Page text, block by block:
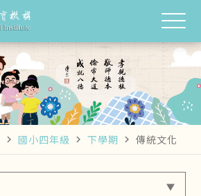
navigate_next 國小四年級 navigate_next 下學期 navigate_next 傳統文化